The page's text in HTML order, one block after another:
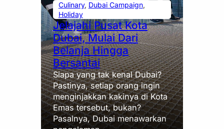
Culinary, Dubai Campaign
Holiday
Jelajahi Pusat Kota
Dubai, Mulai Dari
Belanja Hingga
Bersantai
Siapa yang tak kenal Dubai?
Pastinya, setiap orang ingin
menginjakkan kakinya di Kota
Emas tersebut, bukan?
Pasalnya, Dubai menawarkan